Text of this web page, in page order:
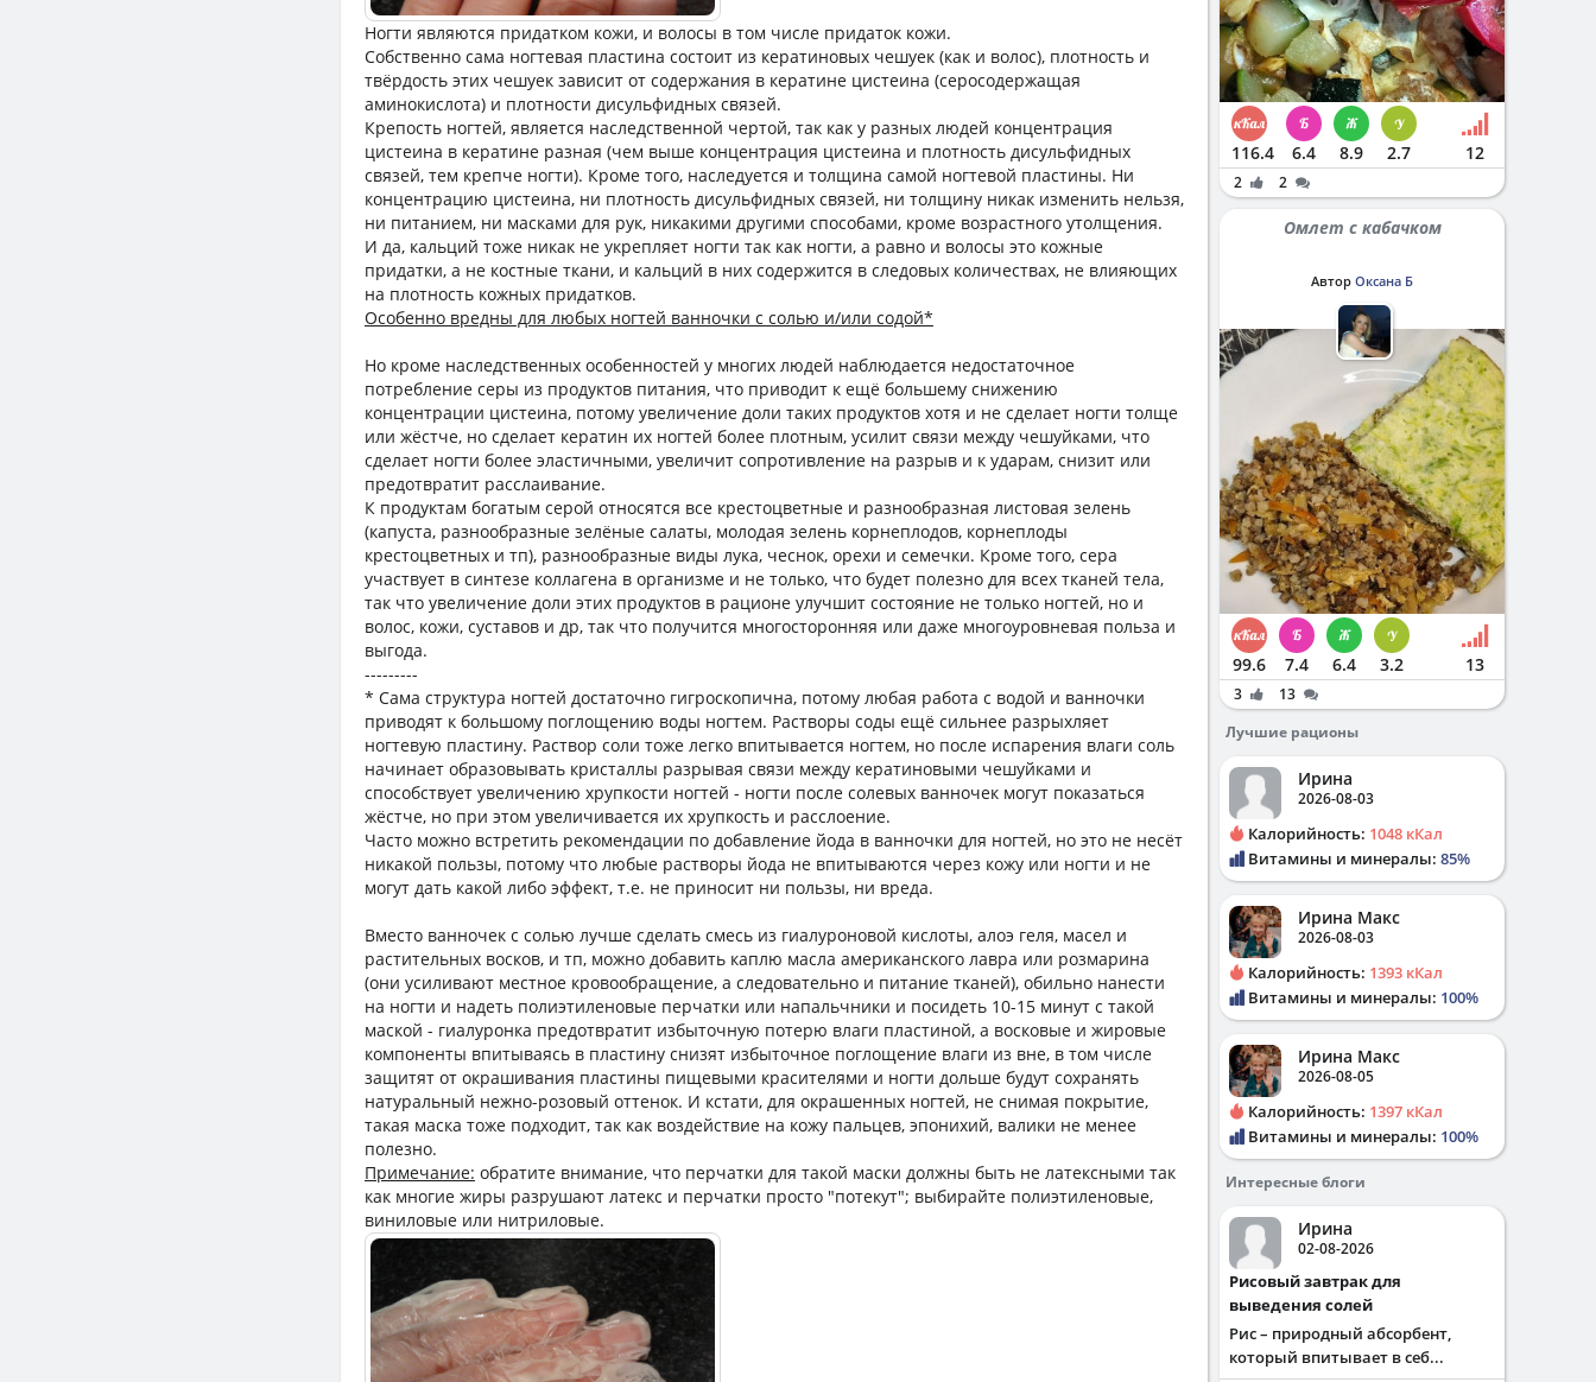
Ногти являются придатком кожи, и волосы в том числе придаток кожи.
Собственно сама ногтевая пластина состоит из кератиновых чешуек (как и волос), плотность и
твёрдость этих чешуек зависит от содержания в кератине цистеина (серосодержащая
аминокислота) и плотности дисульфидных связей.
Крепость ногтей, является наследственной чертой, так как у разных людей концентрация
цистеина в кератине разная (чем выше концентрация цистеина и плотность дисульфидных
связей, тем крепче ногти). Кроме того, наследуется и толщина самой ногтевой пластины. Ни
концентрацию цистеина, ни плотность дисульфидных связей, ни толщину никак изменить нельзя,
ни питанием, ни масками для рук, никакими другими способами, кроме возрастного утолщения.
И да, кальций тоже никак не укрепляет ногти так как ногти, а равно и волосы это кожные
придатки, а не костные ткани, и кальций в них содержится в следовых количествах, не влияющих
на плотность кожных придатков.
Особенно вредны для любых ногтей ванночки с солью и/или содой*
Но кроме наследственных особенностей у многих людей наблюдается недостаточное
потребление серы из продуктов питания, что приводит к ещё большему снижению
концентрации цистеина, потому увеличение доли таких продуктов хотя и не сделает ногти толще
или жёстче, но сделает кератин их ногтей более плотным, усилит связи между чешуйками, что
сделает ногти более эластичными, увеличит сопротивление на разрыв и к ударам, снизит или
предотвратит расслаивание.
К продуктам богатым серой относятся все крестоцветные и разнообразная листовая зелень
(капуста, разнообразные зелёные салаты, молодая зелень корнеплодов, корнеплоды
крестоцветных и тп), разнообразные виды лука, чеснок, орехи и семечки. Кроме того, сера
участвует в синтезе коллагена в организме и не только, что будет полезно для всех тканей тела,
так что увеличение доли этих продуктов в рационе улучшит состояние не только ногтей, но и
волос, кожи, суставов и др, так что получится многосторонняя или даже многоуровневая польза и
выгода.
---------
* Сама структура ногтей достаточно гигроскопична, потому любая работа с водой и ванночки
приводят к большому поглощению воды ногтем. Растворы соды ещё сильнее разрыхляет
ногтевую пластину. Раствор соли тоже легко впитывается ногтем, но после испарения влаги соль
начинает образовывать кристаллы разрывая связи между кератиновыми чешуйками и
способствует увеличению хрупкости ногтей - ногти после солевых ванночек могут показаться
жёстче, но при этом увеличивается их хрупкость и расслоение.
Часто можно встретить рекомендации по добавление йода в ванночки для ногтей, но это не несёт
никакой пользы, потому что любые растворы йода не впитываются через кожу или ногти и не
могут дать какой либо эффект, т.е. не приносит ни пользы, ни вреда.
Вместо ванночек с солью лучше сделать смесь из гиалуроновой кислоты, алоэ геля, масел и
растительных восков, и тп, можно добавить каплю масла американского лавра или розмарина
(они усиливают местное кровообращение, а следовательно и питание тканей), обильно нанести
на ногти и надеть полиэтиленовые перчатки или напальчники и посидеть 10-15 минут с такой
маской - гиалуронка предотвратит избыточную потерю влаги пластиной, а восковые и жировые
компоненты впитываясь в пластину снизят избыточное поглощение влаги из вне, в том числе
защитят от окрашивания пластины пищевыми красителями и ногти дольше будут сохранять
натуральный нежно-розовый оттенок. И кстати, для окрашенных ногтей, не снимая покрытие,
такая маска тоже подходит, так как воздействие на кожу пальцев, эпонихий, валики не менее
полезно.
Примечание: обратите внимание, что перчатки для такой маски должны быть не латексными так
как многие жиры разрушают латекс и перчатки просто "потекут"; выбирайте полиэтиленовые,
виниловые или нитриловые.
116.4 6.4 8.9 2.7 12
2 2
Омлет с кабачком
Автор Оксана Б
99.6 7.4 6.4 3.2 13
3
13
Лучшие рационы
Ирина
2026-08-03
Калорийность: 1048 кКал
Витамины и минералы: 85%
Ирина Макс
2026-08-03
Калорийность: 1393 кКал
Витамины и минералы: 100%
Ирина Макс
2026-08-05
Калорийность: 1397 кКал
Витамины и минералы: 100%
Интересные блоги
Ирина
02-08-2026
Рисовый завтрак для
выведения солей
Рис – природный абсорбент,
который впитывает в себ...